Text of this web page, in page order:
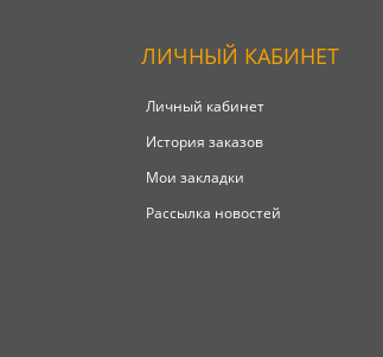
ЛИЧНЫЙ КАБИНЕТ
Личный кабинет
История заказов
Мои закладки
Рассылка новостей